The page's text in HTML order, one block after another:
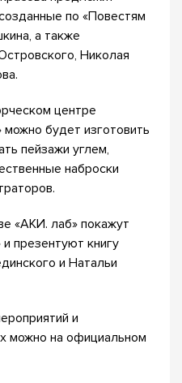
по «Повестям
а также
Николая
центре
будет изготовить
пейзажи углем,
наброски
«АКИ. лаб» покажут
презентуют книгу
и Натальи
и
можно на официальном